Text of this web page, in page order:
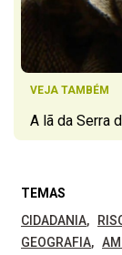
VEJA TAMBÉM
A lã da Serra
TEMAS
CIDADANIA
GEOGRAFIA